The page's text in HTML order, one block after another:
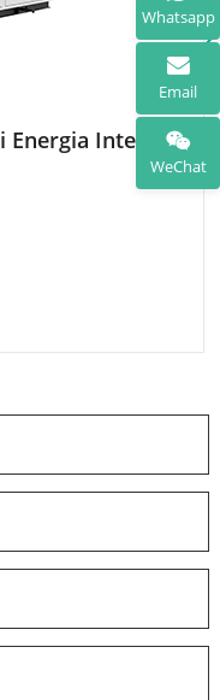
Convertitore Di Accumulo Di Energia Integrato (Cabina)
Whatsapp
Email
WeChat